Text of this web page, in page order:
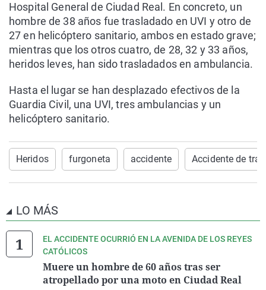
Hospital General de Ciudad Real. En concreto, un
hombre de 38 años fue trasladado en UVI y otro de
27 en helicóptero sanitario, ambos en estado grave;
mientras que los otros cuatro, de 28, 32 y 33 años,
heridos leves, han sido trasladados en ambulancia.
Hasta el lugar se han desplazado efectivos de la
Guardia Civil, una UVI, tres ambulancias y un
helicóptero sanitario.
Heridos furgoneta accidente Accidente de
LO MÁS
EL ACCIDENTE OCURRIÓ EN LA AVENIDA DE LOS REYES
CATÓLICOS
Muere un hombre de 60 años tras ser
atropellado por una moto en Ciudad Real